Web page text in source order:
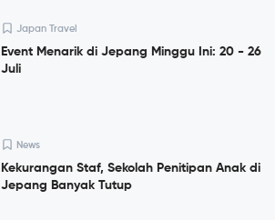
Japan Travel
Event Menarik di Jepang Minggu Ini: 20 - 26
Juli
News
Kekurangan Staf, Sekolah Penitipan Anak di
Jepang Banyak Tutup